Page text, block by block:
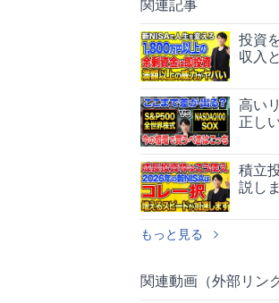
関連記事
投資
収入
高い
正し
積立
説し
もっと見る
関連動画（外部リン